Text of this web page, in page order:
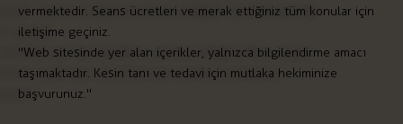
vermektedir. Seans ücretleri ve merak ettiğiniz tüm konular için
iletişime geçiniz.
"Web sitesinde yer alan içerikler, yalnızca bilgilendirme amacı
taşımaktadır. Kesin tanı ve tedavi için mutlaka hekiminize
başvurunuz."